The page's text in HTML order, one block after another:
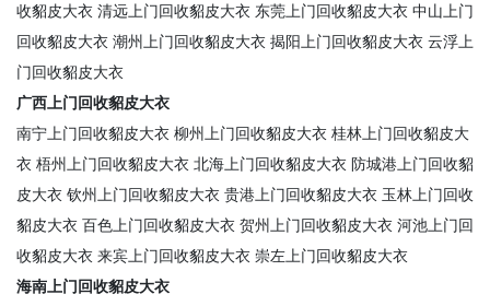
收貂皮大衣 清远上门回收貂皮大衣 东莞上门回收貂皮大衣 中山上门
回收貂皮大衣 潮州上门回收貂皮大衣 揭阳上门回收貂皮大衣 云浮上
门回收貂皮大衣
广西上门回收貂皮大衣
南宁上门回收貂皮大衣 柳州上门回收貂皮大衣 桂林上门回收貂皮大
衣 梧州上门回收貂皮大衣 北海上门回收貂皮大衣 防城港上门回收貂
皮大衣 钦州上门回收貂皮大衣 贵港上门回收貂皮大衣 玉林上门回收
貂皮大衣 百色上门回收貂皮大衣 贺州上门回收貂皮大衣 河池上门回
收貂皮大衣 来宾上门回收貂皮大衣 崇左上门回收貂皮大衣
海南上门回收貂皮大衣